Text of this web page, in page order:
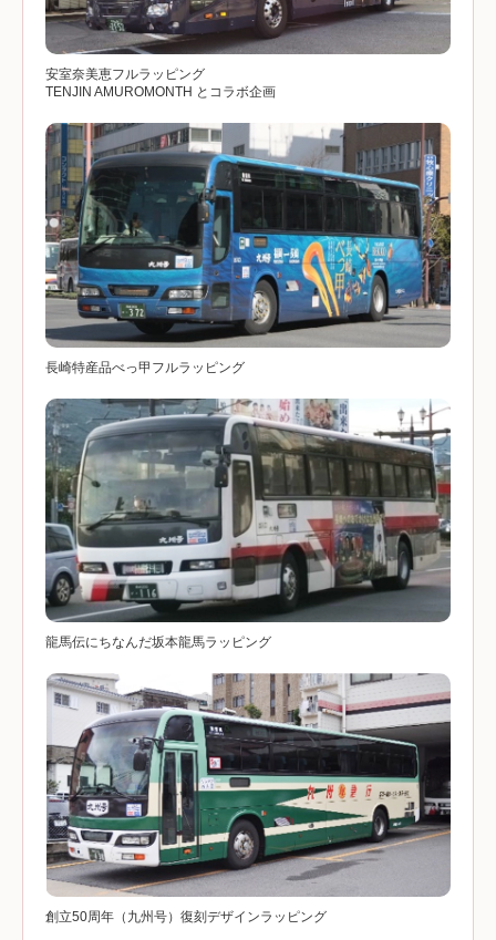
安室奈美恵フルラッピング
TENJIN AMUROMONTH とコラボ企画
長崎特産品べっ甲フルラッピング
龍馬伝にちなんだ坂本龍馬ラッピング
創立50周年（九州号）復刻デザインラッピング